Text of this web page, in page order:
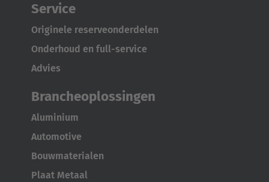
Service
Originele reserveonderdelen
Onderhoud en full-service
Advies
Brancheoplossingen
Aluminium
Automotive
Bouwmaterialen
Plaat Metaal